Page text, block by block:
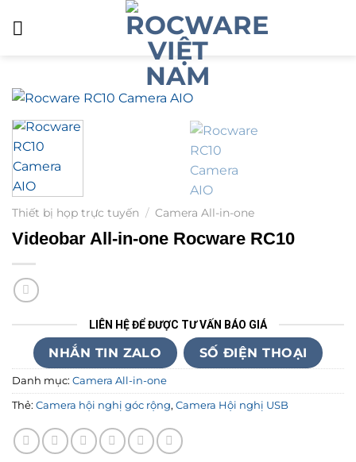
Thiết bị họp trực tuyến / Camera All-in-one
Videobar All-in-one Rocware RC10
LIÊN HỆ ĐỂ ĐƯỢC TƯ VẤN BÁO GIÁ
NHẮN TIN ZALO SỐ ĐIỆN THOẠI
Danh mục: Camera All-in-one
Thẻ: Camera hội nghị góc rộng, Camera Hội nghị USB